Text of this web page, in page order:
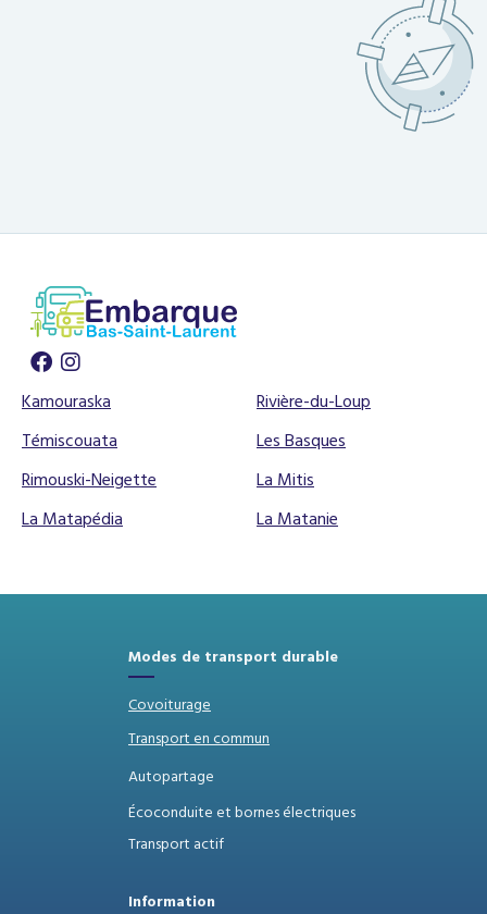
Kamouraska
Rivière-du-Loup
Témiscouata
Les Basques
Rimouski-Neigette
La Mitis
La Matapédia
La Matanie
Modes de transport durable
Covoiturage
Transport en commun
Autopartage
Écoconduite et bornes électriques
Transport actif
Information